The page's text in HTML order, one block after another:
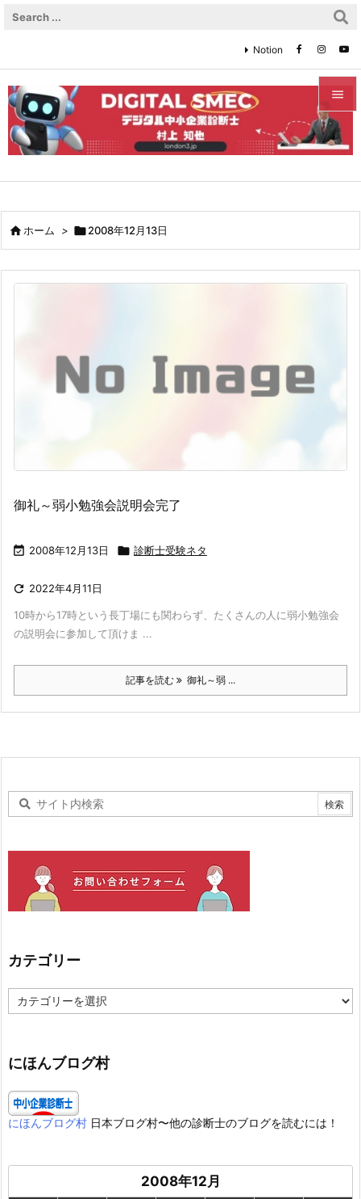


メニュ


次へ
Notion
ホーム > 2008年12月13日
御礼～弱小勉強会説明会完了
 2008年12月13日  診断士受験ネタ
 2022年4月11日
10時から17時という長丁場にも関わらず、たくさんの人に弱小勉強会
の説明会に参加して頂けま ...
記事を読む 御礼～弱 ...
カテゴリー
テ
ー
にほんブログ村
にほんブログ村 日本ブログ村〜他の診断士のブログを読むには！
2008年12月